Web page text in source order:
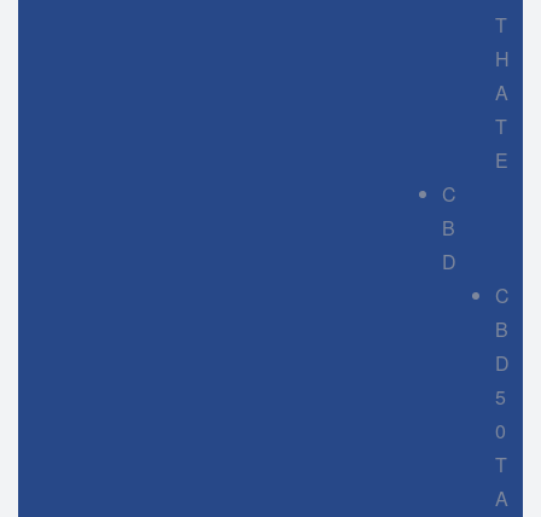
T
H
A
T
E
C
B
D
C
B
D
5
0
T
A